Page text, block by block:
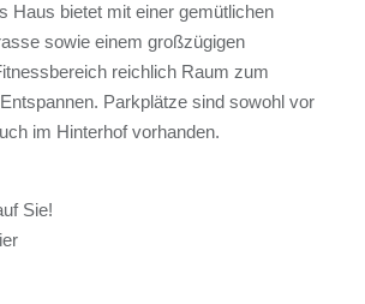
Haus bietet mit einer gemütlichen
sowie einem großzügigen
reichlich Raum zum
Parkplätze sind sowohl vor
im Hinterhof vorhanden.
Sie!